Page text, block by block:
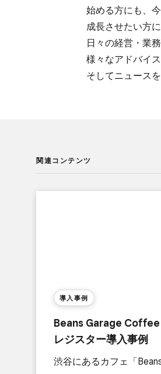
始める方にも、​
成長させたい方に
日々の​経営・業
様々な​アドバイス
そして​ニュース
関連コンテンツ
導入事例
Beans Garage Coffee
レジスター導入事例
渋谷に​ある​カフェ​「